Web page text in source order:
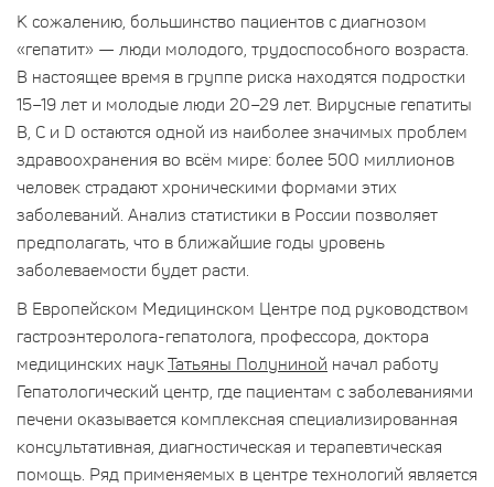
К сожалению, большинство пациентов с диагнозом
«гепатит» — люди молодого, трудоспособного возраста.
В настоящее время в группе риска находятся подростки
15–19 лет и молодые люди 20–29 лет. Вирусные гепатиты
B, C и D остаются одной из наиболее значимых проблем
здравоохранения во всём мире: более 500 миллионов
человек страдают хроническими формами этих
заболеваний. Анализ статистики в России позволяет
предполагать, что в ближайшие годы уровень
заболеваемости будет расти.
В Европейском Медицинском Центре под руководством
гастроэнтеролога-гепатолога, профессора, доктора
медицинских наукТатьяны Полуниной начал работу
Гепатологический центр, где пациентам с заболеваниями
печени оказывается комплексная специализированная
консультативная, диагностическая и терапевтическая
помощь. Ряд применяемых в центре технологий является